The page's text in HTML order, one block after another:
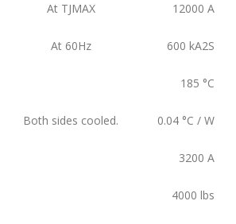
At TJMAX 12000 A
At 60Hz 600 kA2S
185 °C
Both sides cooled. 0.04 °C / W
3200 A
4000 lbs